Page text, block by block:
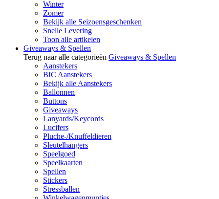
Winter
Zomer
Bekijk alle Seizoensgeschenken
Snelle Levering
Toon alle artikelen
Giveaways & Spellen
Terug naar alle categorieën Giveaways & Spellen
Aanstekers
BIC Aanstekers
Bekijk alle Aanstekers
Ballonnen
Buttons
Giveaways
Lanyards/Keycords
Lucifers
Pluche-/Knuffeldieren
Sleutelhangers
Speelgoed
Speelkaarten
Spellen
Stickers
Stressballen